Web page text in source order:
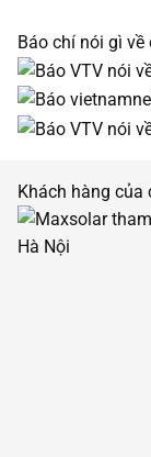
Báo chí nói gì về
Khách hàng của